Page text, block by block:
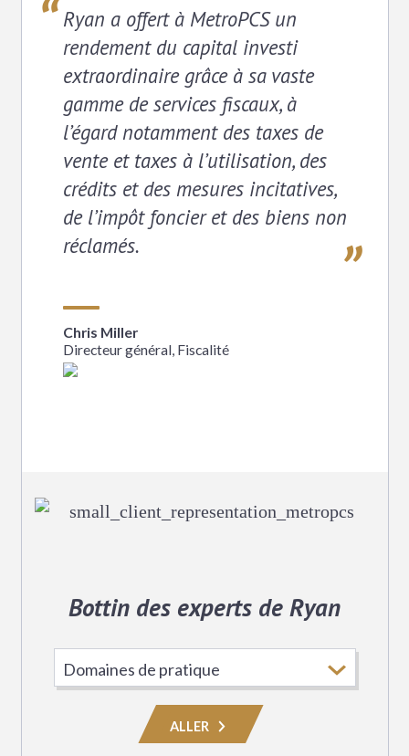
Ryan a offert à MetroPCS un
rendement du capital investi
extraordinaire grâce à sa vaste
gamme de services fiscaux, à
l’égard notamment des taxes de
vente et taxes à l’utilisation, des
crédits et des mesures incitatives,
de l’impôt foncier et des biens non
réclamés.
Chris Miller
Directeur général, Fiscalité
Bottin des experts de Ryan
Choisissez
le
domaine
de
ALLER